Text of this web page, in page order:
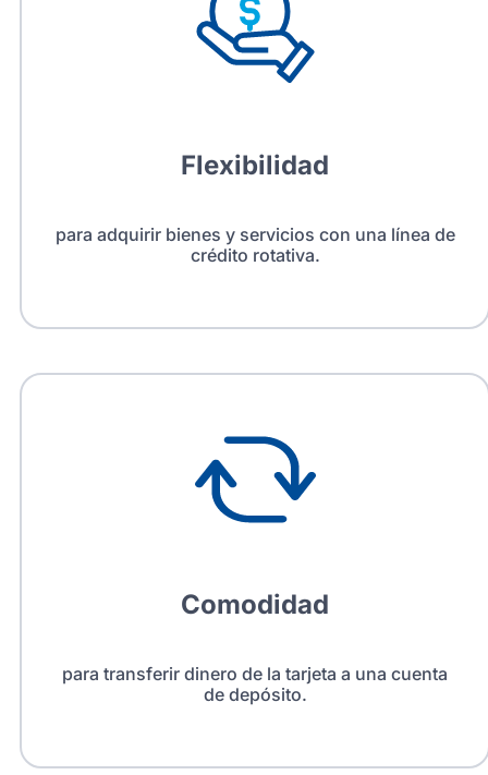
Flexibilidad
para adquirir bienes y servicios con una línea de
crédito rotativa.
Comodidad
para transferir dinero de la tarjeta a una cuenta
de depósito.